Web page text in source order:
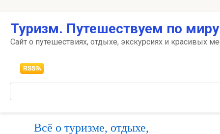
контенту
Туризм. Путешествуем по
Сайт о путешествиях, отдыхе, экскурсиях и красивых
Всё о туризме, отдыхе,